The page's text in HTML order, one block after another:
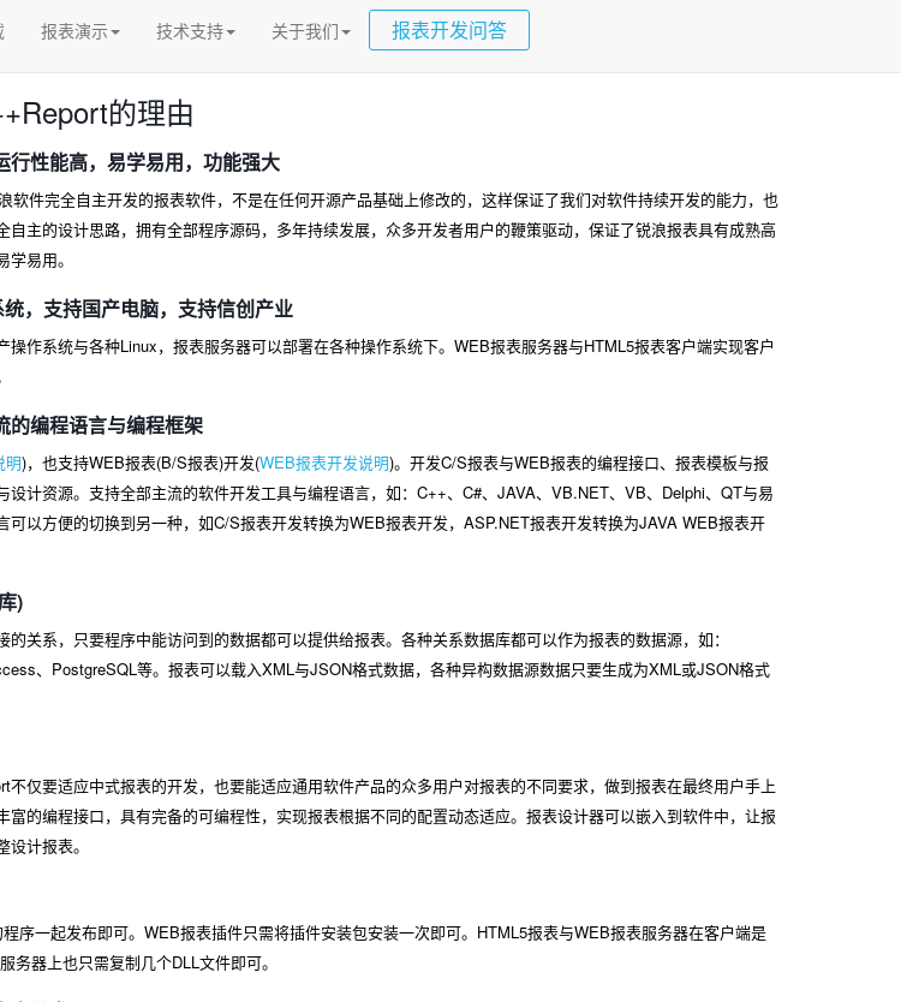
报表演示 技术支持 关于我们 报表开发问答
的理由
性能高，易学易用，功能强大
软件完全自主开发的报表软件，不是在任何开源产品基础上修改的，这样保证了我们对软件持续开发的能力，也
自主的设计思路，拥有全部程序源码，多年持续发展，众多开发者用户的鞭策驱动，保证了锐浪报表具有成熟高
易用。
，支持国产电脑，支持信创产业
操作系统与各种Linux，报表服务器可以部署在各种操作系统下。WEB报表服务器与HTML5报表客户端实现客户
的编程语言与编程框架
明)，也支持WEB报表(B/S报表)开发(WEB报表开发说明)。开发C/S报表与WEB报表的编程接口、报表模板与报
设计资源。支持全部主流的软件开发工具与编程语言，如：C++、C#、JAVA、VB.NET、VB、Delphi、QT与易
可以方便的切换到另一种，如C/S报表开发转换为WEB报表开发，ASP.NET报表开发转换为JAVA WEB报表开
)
关系，只要程序中能访问到的数据都可以提供给报表。各种关系数据库都可以作为报表的数据源，如：
、PostgreSQL等。报表可以载入XML与JSON格式数据，各种异构数据源数据只要生成为XML或JSON格式
不仅要适应中式报表的开发，也要能适应通用软件产品的众多用户对报表的不同要求，做到报表在最终用户手上
富的编程接口，具有完备的可编程性，实现报表根据不同的配置动态适应。报表设计器可以嵌入到软件中，让报
计报表。
序一起发布即可。WEB报表插件只需将插件安装包安装一次即可。HTML5报表与WEB报表服务器在客户端是
务器上也只需复制几个DLL文件即可。